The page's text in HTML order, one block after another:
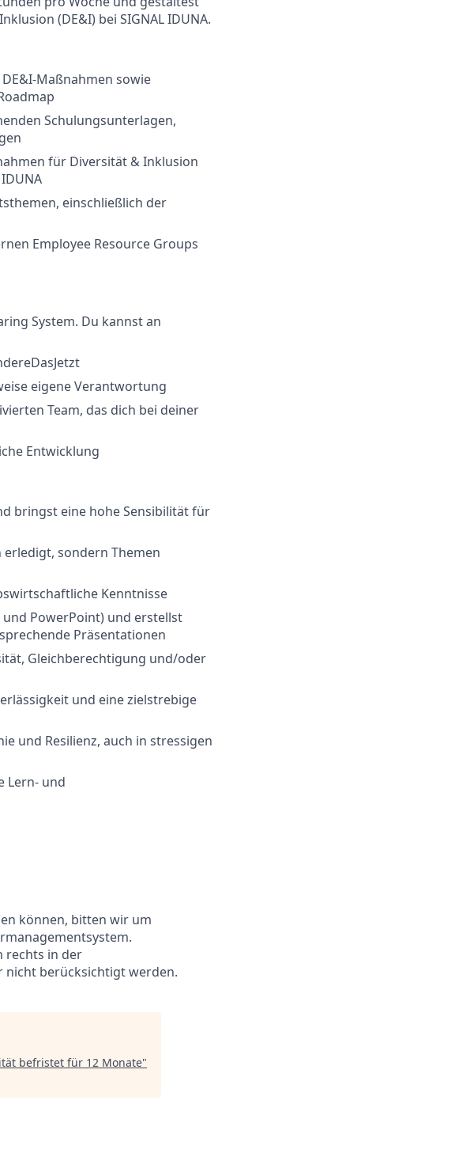
(DE&I) bei SIGNAL IDUNA.
Maßnahmen sowie
Schulungsunterlagen,
für Diversität & Inklusion
einschließlich der
Employee Resource Groups
System. Du kannst an
eigene Verantwortung
Team, das dich bei deiner
Entwicklung
bringst eine hohe Sensibilität für
sondern Themen
Kenntnisse
PowerPoint) und erstellst
Präsentationen
Gleichberechtigung und/oder
und eine zielstrebige
und Resilienz, auch in stressigen
Lern- und
können, bitten wir um
rechts in der
nicht berücksichtigt werden.
befristet für 12 Monate"